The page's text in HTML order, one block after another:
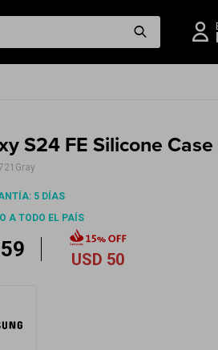
S24 FE Silicone
5 DÍAS
A TODO EL PAÍS
59 USD 50